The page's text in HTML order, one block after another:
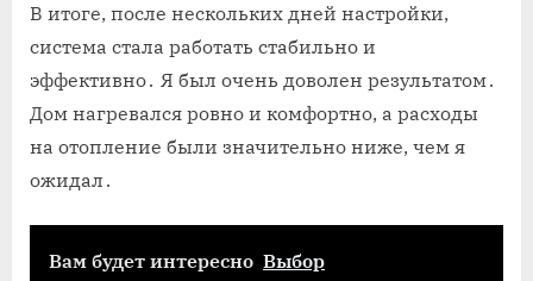
В итоге, после нескольких дней настройки,
система стала работать стабильно и
эффективно․ Я был очень доволен результатом․
Дом нагревался ровно и комфортно, а расходы
на отопление были значительно ниже, чем я
ожидал․
Вам будет интересно Выбор